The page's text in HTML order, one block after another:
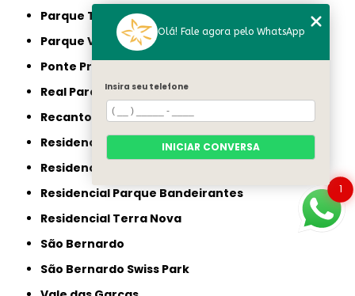
Parque Taquaral
Parque Via Norte
Ponte Preta
Real Parque
Recanto dos Dourados
Residencial Burato
Residencial Campo Florido
Residencial Parque Bandeirantes
Residencial Terra Nova
São Bernardo
São Bernardo Swiss Park
1
Olá! Fale agora pelo WhatsApp
Insira seu telefone
INICIAR CONVERSA